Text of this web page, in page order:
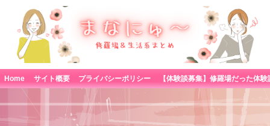
Home サイト概要 プライバシーポリシー